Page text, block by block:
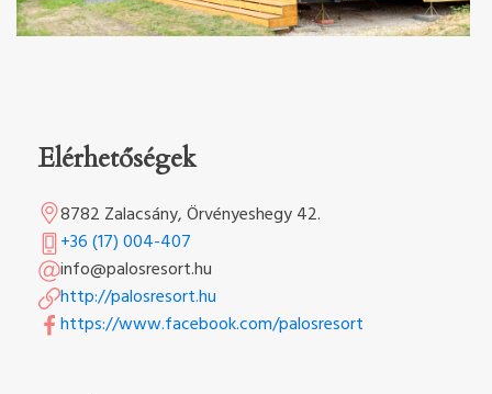
Elérhetőségek
8782 Zalacsány, Örvényeshegy 42.
+36 (17) 004-407
info@palosresort.hu
http://palosresort.hu
https://www.facebook.com/palosresort